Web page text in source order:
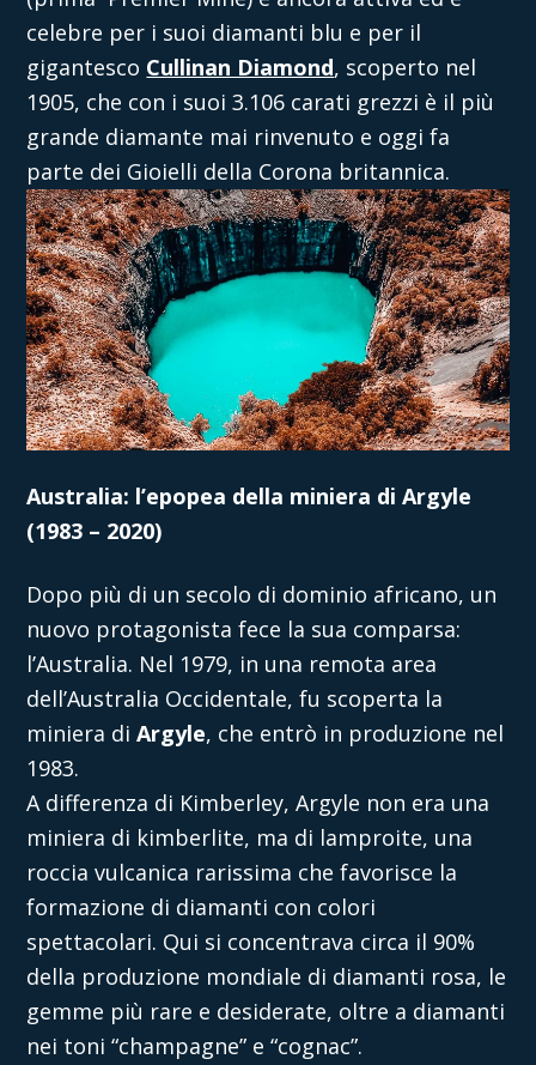
celebre per i suoi diamanti blu e per il
gigantesco Cullinan Diamond, scoperto nel
1905, che con i suoi 3.106 carati grezzi è il più
grande diamante mai rinvenuto e oggi fa
parte dei Gioielli della Corona britannica.
Australia: l’epopea della miniera di Argyle
(1983 – 2020)
Dopo più di un secolo di dominio africano, un
nuovo protagonista fece la sua comparsa:
l’Australia. Nel 1979, in una remota area
dell’Australia Occidentale, fu scoperta la
miniera diArgyle, che entrò in produzione nel
1983.
A differenza di Kimberley, Argyle non era una
miniera di kimberlite, ma di lamproite, una
roccia vulcanica rarissima che favorisce la
formazione di diamanti con colori
spettacolari. Qui si concentrava circa il 90%
della produzione mondiale di diamanti rosa, le
gemme più rare e desiderate, oltre a diamanti
nei toni “champagne” e “cognac”.